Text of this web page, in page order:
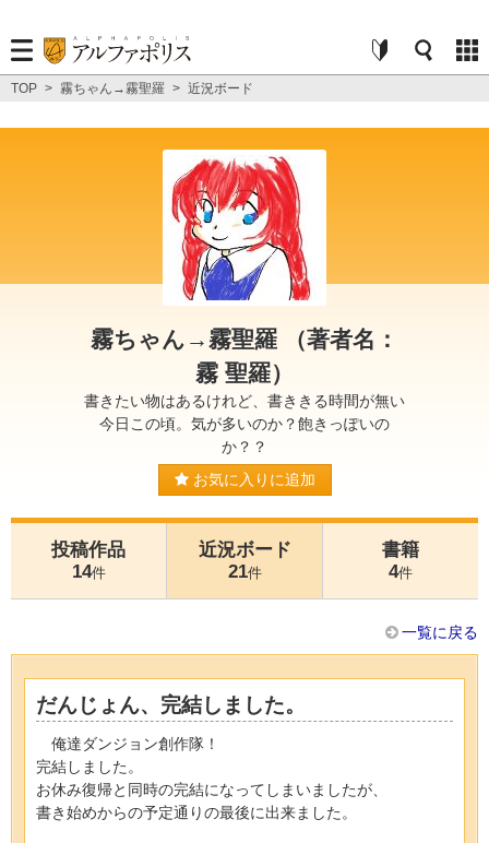
TOP > 霧ちゃん→霧聖羅 > 近況ボード
霧ちゃん→霧聖羅 （著者名：
霧 聖羅）
書きたい物はあるけれど、書ききる時間が無い
今日この頃。気が多いのか？飽きっぽいの
か？？
お気に入りに追加
投稿作品
14件
近況ボード
21件
書籍
4件
一覧に戻る
だんじょん、完結しました。
俺達ダンジョン創作隊！
完結しました。
お休み復帰と同時の完結になってしまいましたが、
書き始めからの予定通りの最後に出来ました。